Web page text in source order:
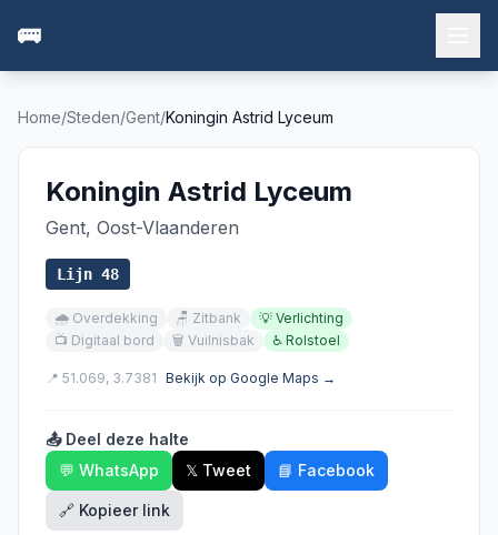
🚌
Home/Steden/Gent/Koningin Astrid Lyceum
Koningin Astrid Lyceum
Gent, Oost-Vlaanderen
Lijn 48
🌧️ Overdekking 🪑 Zitbank 💡 Verlichting
📺 Digitaal bord 🗑️ Vuilnisbak ♿ Rolstoel
📍 51.069, 3.7381 Bekijk op Google Maps →
📤 Deel deze halte
💬 WhatsApp
𝕏 Tweet 📘 Facebook
🔗 Kopieer link